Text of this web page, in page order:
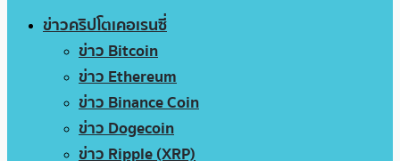
ข่าวคริปโตเคอเรนซี่
ข่าว Bitcoin
ข่าว Ethereum
ข่าว Binance Coin
ข่าว Dogecoin
ข่าว Ripple (XRP)